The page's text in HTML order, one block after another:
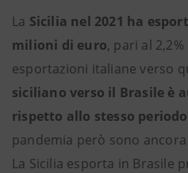
La Sicilia nel 2021 ha
milioni di euro, pari al
esportazioni italiane verso
siciliano verso il Brasile è
rispetto allo stesso periodo
pandemia però sono
La Sicilia esporta in Brasile